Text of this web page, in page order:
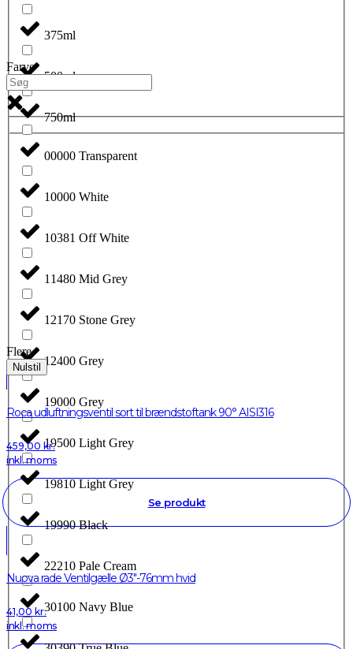
375ml
500ml
750ml
Farve
00000 Transparent
10000 White
10381 Off White
11480 Mid Grey
12170 Stone Grey
12400 Grey
19000 Grey
19500 Light Grey
19810 Light Grey
19990 Black
22210 Pale Cream
30100 Navy Blue
Flere
Nulstil
Roca udluftningsventil sort til brændstoftank 90° AISI316
459,00 kr.
inkl. moms
Se produkt
Nuova rade Ventilgælle Ø3"-76mm hvid
41,00 kr.
inkl. moms